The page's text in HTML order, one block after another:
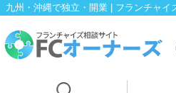
九州・沖縄で独立・開業 | フランチャイ